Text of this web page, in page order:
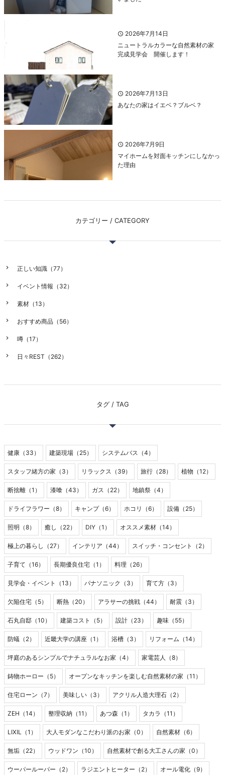
2026年7月14日
ニュートラルカラーな自然素材の家
完成見学会 開催します！
2026年7月13日
あなたの家はイエベ？ブルベ？
2026年7月9日
マイホームを対面キッチンにしなかっ
た理由
カテゴリー / CATEGORY
正しい知識（77）
イベント情報（32）
素材（13）
おすすめ商品（56）
噂（17）
日々REST（262）
タグ / TAG
健康（33） 建築現場（25） システムバス（4）
スタッフ緒方の家（3） リラックス（39） 旅行（28） 植物（12）
断捨離（1） 漆喰（43） ガス（22） 地鎮祭（4）
ドライフラワー（8） キャンプ（6） ホコリ（6） 設備（25）
照明（8） 癒し（22） DIY（1） オススメ素材（14）
極上の暮らし（27） インテリア（44） スイッチ・コンセント（2）
子育て（16） 長期優良住宅（1） 料理（26）
見学会・イベント（13） パナソニック（3） 育て方（3）
欠陥住宅（5） 断熱（20） アラサーの挑戦（44） 耐震（3）
石丸自邸（10） 建築コスト（5） 設計（23） 趣味（55）
防蟻（2） 近畿大学の講座（1） 浴槽（3） リフォーム（14）
坪庭のあるシンプルでナチュラルなお家（4） 家電芸人（8）
鋳物ホーロー（5） オープンなキッチンを楽しむ自然素材の家（11）
住宅ローン（7） 美味しい（3） アクリル人造大理石（2）
ZEH（14） 整理収納（11） あつ森（1） タカラ（11）
LIXIL（1） 大人モダンなこだわり派のお家（0） 自然素材（6）
無垢（22） ウッドワン（10） 自然素材で創る大工さんの家（0）
ウーパールーパー（2） ラジエントヒーター（2） オール電化（9）